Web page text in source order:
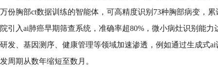
万份胸部ct数据训练的智能体，可高精度识别73种胸部病变，
院引入ai肺癌早期筛查系统，准确率超80%，微小病灶识别能力
研发、基因测序、健康管理等领域加速渗透，例如通过生成式
发周期从数年缩短至数月。